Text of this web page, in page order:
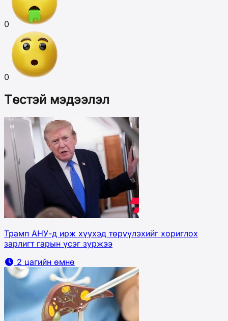
0
0
Төстэй мэдээлэл
Трамп АНУ-д ирж хүүхэд төрүүлэхийг хориглох
зарлигт гарын үсэг зуржээ
2 цагийн өмнө